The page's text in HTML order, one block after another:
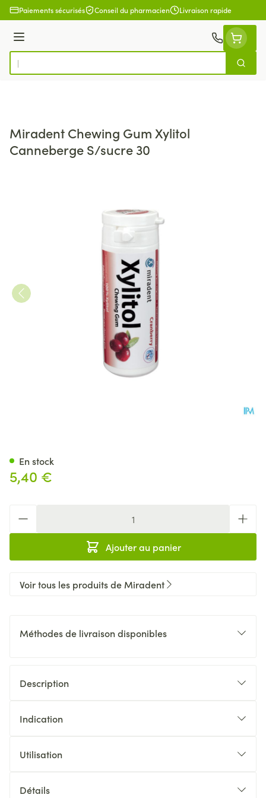
Aller au contenu
Paiements sécurisés Conseil du pharmacien Livraison rapide
Menu
Rechercher
Miradent Chewing Gum Xylitol
Canneberge S/sucre 30
5,40 €
Ajouter au panier
En stock
Voir tous les produits de Miradent
Méthodes de livraison disponibles
Description
Indication
Utilisation
Détails